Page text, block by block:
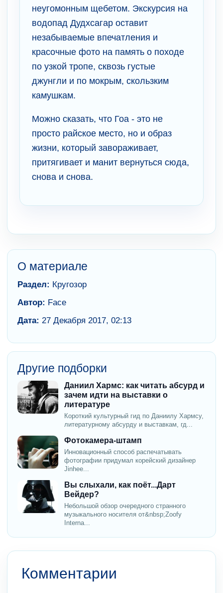
неугомонным щебетом. Экскурсия на
водопад Дудхсагар оставит
незабываемые впечатления и
красочные фото на память о походе
по узкой тропе, сквозь густые
джунгли и по мокрым, скользким
камушкам.
Можно сказать, что Гоа - это не
просто райское место, но и образ
жизни, который завораживает,
притягивает и манит вернуться сюда,
снова и снова.
О материале
Раздел: Кругозор
Автор: Face
Дата: 27 Декабря 2017, 02:13
Другие подборки
Даниил Хармс: как читать абсурд и
зачем идти на выставки о
литературе
Короткий культурный гид по Даниилу Хармсу,
литературному абсурду и выставкам, гд...
Фотокамера-штамп
Инновационный способ распечатывать
фотографии придумал корейский дизайнер
Jinhee...
Вы слыхали, как поёт...Дарт
Вейдер?
Небольшой обзор очередного странного
музыкального носителя от&nbsp;Zoofy
Interna...
Комментарии